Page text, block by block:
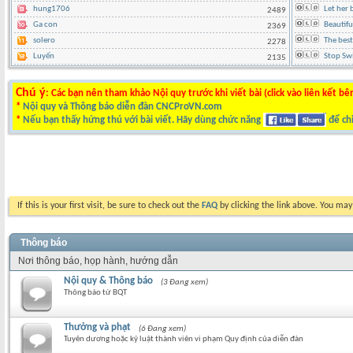
2489
hung1706
2369
Ga con
2278
solero
2135
Luyến
Let her
The
Stop
Chú ý: Các bạn nên tham khảo Nội quy trước khi viết bài (click vào liên kết
* Nội quy và Thông báo diễn đàn CNCProVN.com
* Nếu bạn thấy hứng thú với bài viết. Hãy dùng chức năng để
If this is your first visit, be sure to check out the FAQ by clicking the link above. You
Thông báo
Nơi thông báo, họp hành, hướng dẫn
Nội quy & Thông báo
(3 Đang xem)
Thông báo từ BQT
Thưởng và phạt
(6 Đang xem)
Tuyên dương hoặc kỷ luật thành viên vi phạm Quy định của diễn đàn